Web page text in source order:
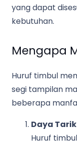
yang dapat
kebutuhan.
Mengapa
Huruf timbul
segi tampilan
beberapa
Daya
Huruf